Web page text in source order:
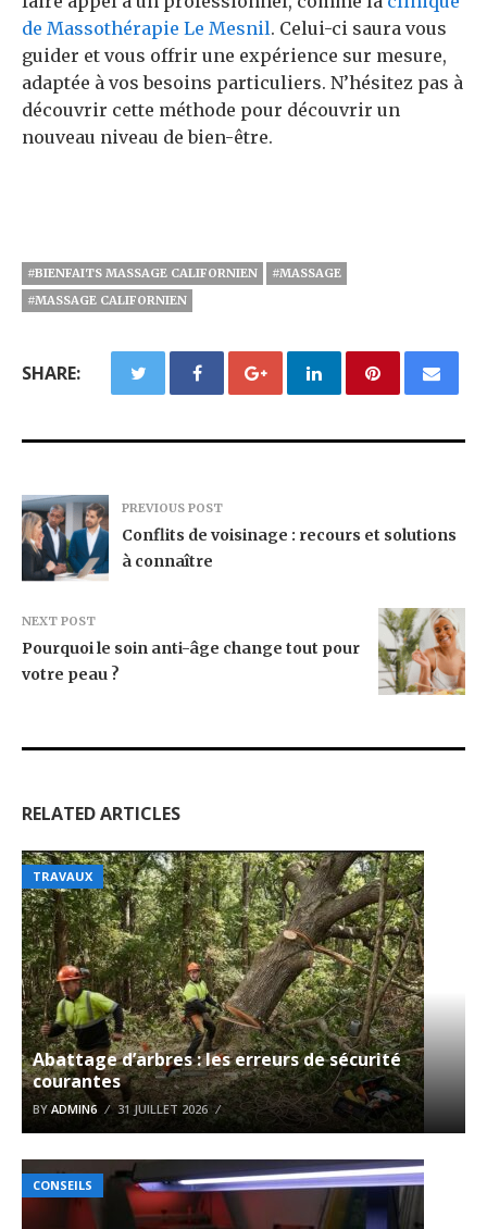
de Massothérapie Le Mesnil. Celui-ci saura vous
guider et vous offrir une expérience sur mesure,
adaptée à vos besoins particuliers. N’hésitez pas à
découvrir cette méthode pour découvrir un
nouveau niveau de bien-être.
#BIENFAITS MASSAGE CALIFORNIEN
#MASSAGE
#MASSAGE CALIFORNIEN
SHARE:
PREVIOUS POST
Conflits de voisinage : recours et solutions
à connaître
NEXT POST
Pourquoi le soin anti-âge change tout pour
votre peau ?
RELATED ARTICLES
TRAVAUX
Abattage d’arbres : les erreurs de sécurité
courantes
BYADMIN6 31 JUILLET 2026
CONSEILS